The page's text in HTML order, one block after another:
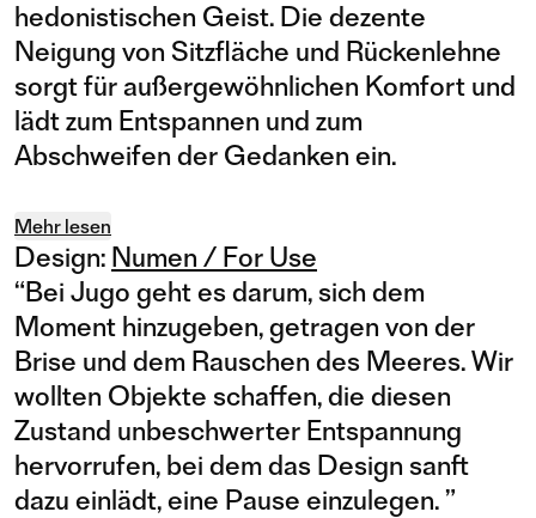
hedonistischen Geist. Die dezente
Neigung von Sitzfläche und Rückenlehne
sorgt für außergewöhnlichen Komfort und
lädt zum Entspannen und zum
Abschweifen der Gedanken ein.
Mehr lesen
Design: Numen / For Use
“Bei Jugo geht es darum, sich dem
Moment hinzugeben, getragen von der
Brise und dem Rauschen des Meeres. Wir
wollten Objekte schaffen, die diesen
Zustand unbeschwerter Entspannung
hervorrufen, bei dem das Design sanft
dazu einlädt, eine Pause einzulegen.”